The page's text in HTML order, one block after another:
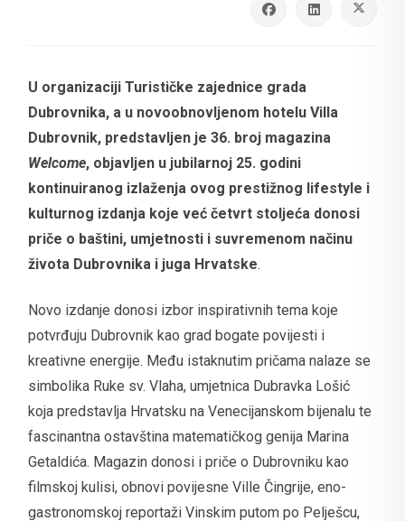
U organizaciji Turističke zajednice grada
Dubrovnika, a u novoobnovljenom hotelu Villa
Dubrovnik, predstavljen je 36. broj magazina
Welcome, objavljen u jubilarnoj 25. godini
kontinuiranog izlaženja ovog prestižnog lifestyle i
kulturnog izdanja koje već četvrt stoljeća donosi
priče o baštini, umjetnosti i suvremenom načinu
života Dubrovnika i juga Hrvatske.
Novo izdanje donosi izbor inspirativnih tema koje
potvrđuju Dubrovnik kao grad bogate povijesti i
kreativne energije. Među istaknutim pričama nalaze se
simbolika Ruke sv. Vlaha, umjetnica Dubravka Lošić
koja predstavlja Hrvatsku na Venecijanskom bijenalu te
fascinantna ostavština matematičkog genija Marina
Getaldića. Magazin donosi i priče o Dubrovniku kao
filmskoj kulisi, obnovi povijesne Ville Čingrije, eno-
gastronomskoj reportaži Vinskim putom po Pelješcu,